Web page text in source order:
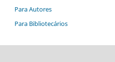
Para Autores
Para Bibliotecários